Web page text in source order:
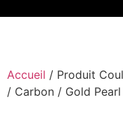
Accueil / Produit
/ Carbon / Gold Pearl